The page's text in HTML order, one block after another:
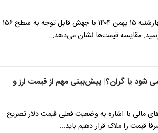
دلار آمریکا امروز چهارشنبه ۱۵ بهمن ۱۴۰۴ با جهش قابل توجه به سطح ۱۵۶
شود یا گران؟| پیش‌بینی مهم از قیمت ارز و
مالی با اشاره به وضعیت فعلی قیمت دلار تصریح
قیمت را ملاک قرار دهیم باید…